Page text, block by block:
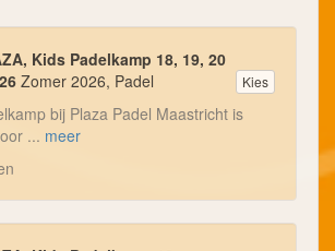
Kids Padelkamp 18, 19, 20
Zomer 2026, Padel Kies
bij Plaza Padel Maastricht is
... meer